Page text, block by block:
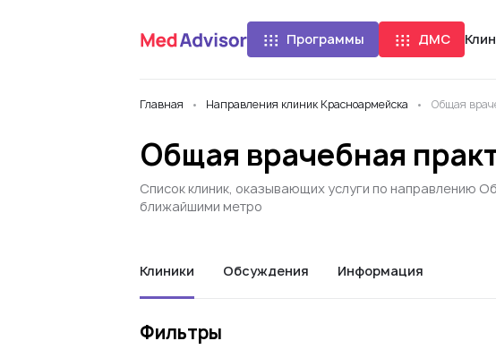
Программы ДМС
Главная Направления клиник Красноармейска Общая
Общая врачебная
Список клиник, оказывающих услуги по направлению
ближайшими метро
Клиники Обсуждения Информация
Фильтры